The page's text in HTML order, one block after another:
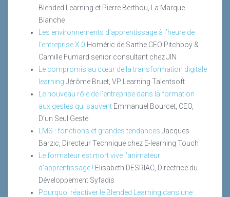
Blended Learning et Pierre Berthou, La Marque
Blanche
Les environnements d’apprentissage à l’heure de
l’entreprise X.0 Homéric de Sarthe CEO Pitchboy &
Camille Fumard senior consultant chez JIN
Le compromis au cœur de la transformation digitale
learning Jérôme Bruet, VP Learning Talentsoft
Le nouveau rôle de l’entreprise dans la formation
aux gestes qui sauvent Emmanuel Bourcet, CEO,
D’un Seul Geste
LMS : fonctions et grandes tendances Jacques
Barzic, Directeur Technique chez E-learning Touch
Le formateur est mort vive l’animateur
d’apprentissage ! Elisabeth DESRIAC, Directrice du
Développement Syfadis
Pourquoi réactiver le Blended Learning dans une